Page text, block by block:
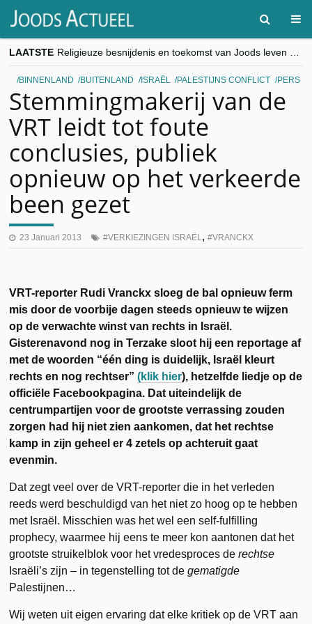
LAATSTE
“Besnijdenisdebat toont hoe moeilijk seculiere Westen minderheden begrijpt”, Jinnih Beels (Vooruit)
CITYTRIP | ROEMENIË – Boekarest: de verrassing van Oost-Europa
BINNENLAND BUITENLAND ISRAËL PALESTIJNS CONFLICT PERS
Stemmingmakerij van de
VRT leidt tot foute
conclusies, publiek
opnieuw op het verkeerde
been gezet
23 Januari 2013 VERKIEZINGEN ISRAËL, VRANCKX
VRT-reporter Rudi Vranckx sloeg de bal opnieuw ferm
mis door de voorbije dagen steeds opnieuw te wijzen
op de verwachte winst van rechts in Israël.
Gisterenavond nog in Terzake sloot hij een reportage af
met de woorden “één ding is duidelijk, Israël kleurt
rechts en nog rechtser”(klik hier), hetzelfde liedje op de
officiële Facebookpagina. Dat uiteindelijk de
centrumpartijen voor de grootste verrassing zouden
zorgen had hij niet zien aankomen, dat het rechtse
kamp in zijn geheel er 4 zetels op achteruit gaat
evenmin.
Dat zegt veel over de VRT-reporter die in het verleden
reeds werd beschuldigd van het niet zo hoog op te hebben
met Israël. Misschien was het wel een self-fulfilling
prophecy, waarmee hij eens te meer kon aantonen dat het
grootste struikelblok voor het vredesproces derechtse
Israëli’s zijn – in tegenstelling tot degematigde
Palestijnen…
Wij weten uit eigen ervaring dat elke kritiek op de VRT aan